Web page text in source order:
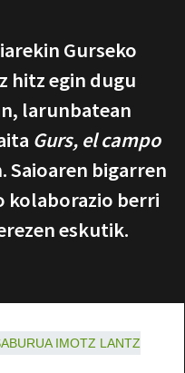
Gurseko
hitz egin dugu
larunbatean
Gurs, el campo
bigarren
kolaborazio berri
eskutik.
IMOTZ LANTZ